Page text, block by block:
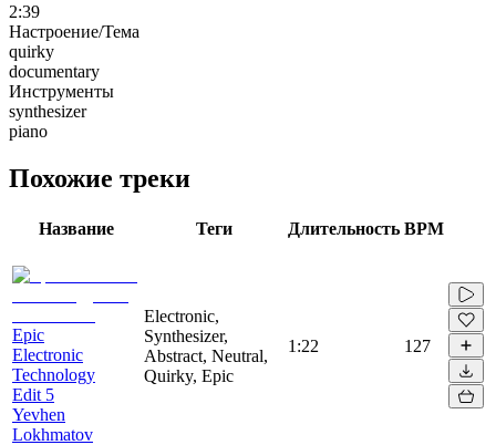
2:39
Настроение/Тема
quirky
documentary
Инструменты
synthesizer
piano
Похожие треки
Название Теги Длительность BPM
Epic
Electronic
Technology
Edit 5
Yevhen
Lokhmatov
Electronic,
Synthesizer,
Abstract, Neutral,
Quirky, Epic
1:22 127